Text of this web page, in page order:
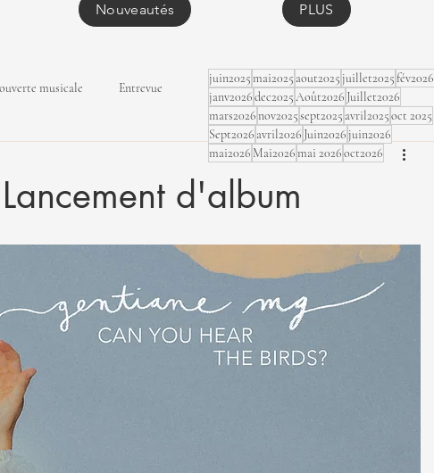
Nouveautés PLUS
musicale Entrevue
d'album
juin2025mai2025 aout2025juillet2025fév2026
janv2026dec2025Août2026 Juillet2026
mars2026nov2025sept2025 avril2025oct 2025
Sept2026 avril2026 Juin2026juin2026
mai2026 Mai2026mai 2026oct2026